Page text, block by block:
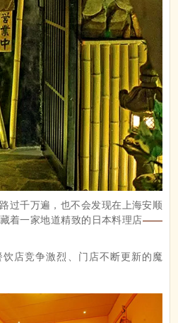
过千万遍，也不会发现在上海安顺
着一家地道精致的日本料理店——
店竞争激烈、门店不断更新的魔